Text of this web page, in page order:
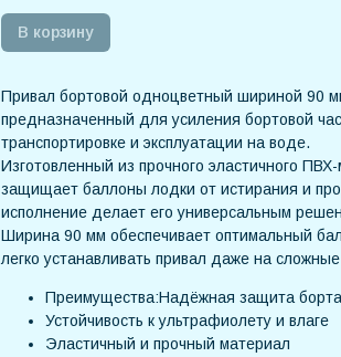
В корзину
Привал бортовой одноцветный шириной 90
предназначенный для усиления бортовой
транспортировке и эксплуатации на воде.
Изготовленный из прочного эластичного
защищает баллоны лодки от истирания и
исполнение делает его универсальным
Ширина 90 мм обеспечивает оптимальный
легко устанавливать привал даже на
Преимущества:Надёжная защита
Устойчивость к ультрафиолету и влаге
Эластичный и прочный материал